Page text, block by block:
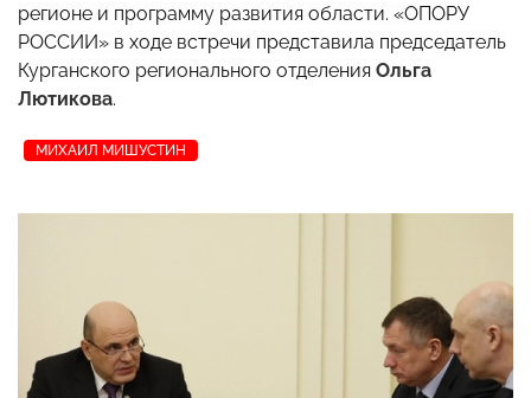
регионе и программу развития области. «ОПОРУ
РОССИИ» в ходе встречи представила председатель
Курганского регионального отделения Ольга
Лютикова.
МИХАИЛ МИШУСТИН